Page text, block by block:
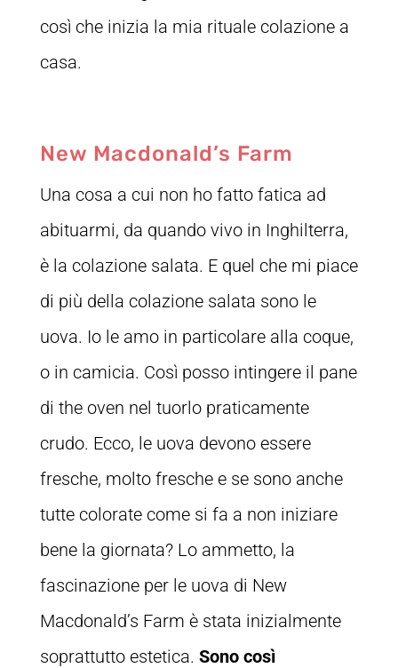
così che inizia la mia rituale colazione a
casa.
New Macdonald’s Farm
Una cosa a cui non ho fatto fatica ad
abituarmi, da quando vivo in Inghilterra,
è la colazione salata. E quel che mi piace
di più della colazione salata sono le
uova. Io le amo in particolare alla coque,
o in camicia. Così posso intingere il pane
di the oven nel tuorlo praticamente
crudo. Ecco, le uova devono essere
fresche, molto fresche e se sono anche
tutte colorate come si fa a non iniziare
bene la giornata? Lo ammetto, la
fascinazione per le uova di New
Macdonald’s Farm è stata inizialmente
soprattutto estetica. Sono così